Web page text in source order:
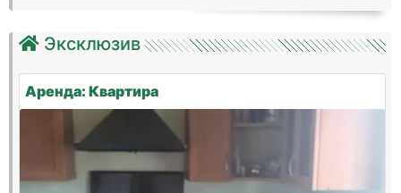
Эксклюзив
Аренда: Квартира